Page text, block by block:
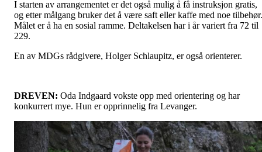
I starten av arrangementet er det også mulig å få instruksjon gratis,
og etter målgang bruker det å være saft eller kaffe med noe tilbehør.
Målet er å ha en sosial ramme. Deltakelsen har i år variert fra 72 til
229.
En av MDGs rådgivere, Holger Schlaupitz, er også orienterer.
DREVEN: Oda Indgaard vokste opp med orientering og har
konkurrert mye. Hun er opprinnelig fra Levanger.